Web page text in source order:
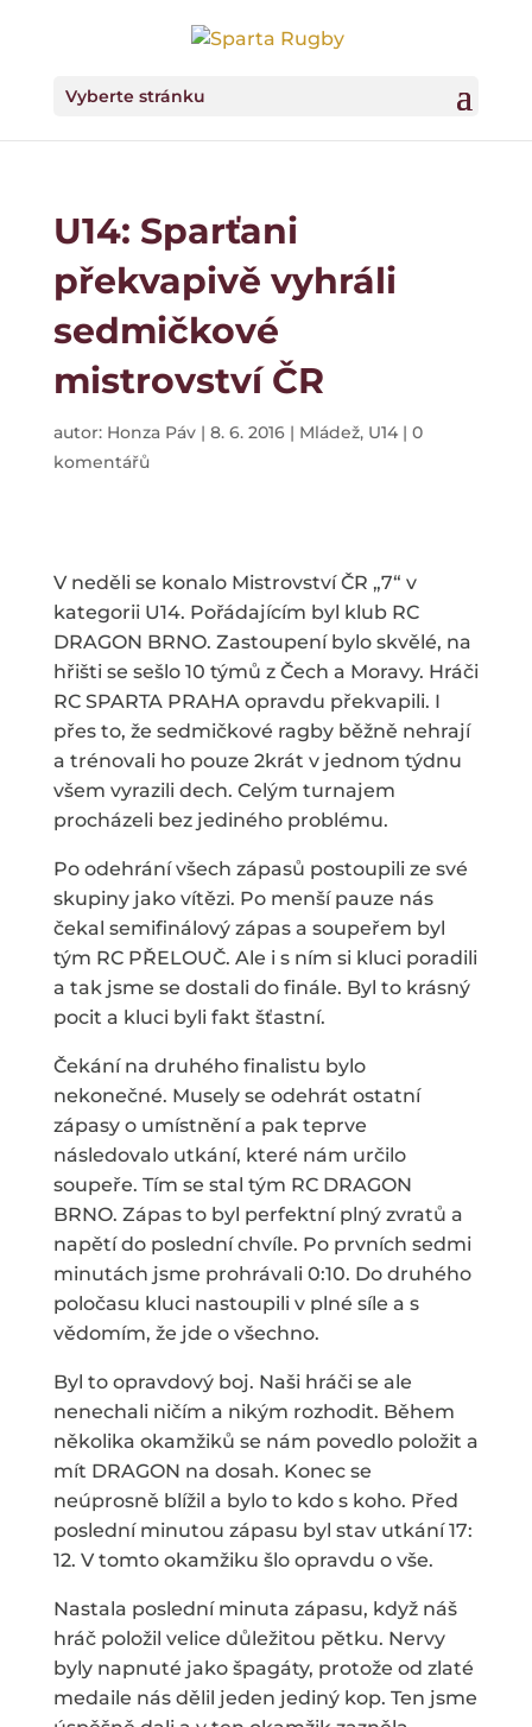
Vyberte stránku
U14: Sparťani
překvapivě vyhráli
sedmičkové
mistrovství ČR
autor: Honza Páv| 8. 6. 2016| Mládež, U14| 0
komentářů
V neděli se konalo Mistrovství ČR „7“ v
kategorii U14. Pořádajícím byl klub RC
DRAGON BRNO. Zastoupení bylo skvělé, na
hřišti se sešlo 10 týmů z Čech a Moravy. Hráči
RC SPARTA PRAHA opravdu překvapili. I
přes to, že sedmičkové ragby běžně nehrají
a trénovali ho pouze 2krát v jednom týdnu
všem vyrazili dech. Celým turnajem
procházeli bez jediného problému.
Po odehrání všech zápasů postoupili ze své
skupiny jako vítězi. Po menší pauze nás
čekal semifinálový zápas a soupeřem byl
tým RC PŘELOUČ. Ale i s ním si kluci poradili
a tak jsme se dostali do finále. Byl to krásný
pocit a kluci byli fakt šťastní.
Čekání na druhého finalistu bylo
nekonečné. Musely se odehrát ostatní
zápasy o umístnění a pak teprve
následovalo utkání, které nám určilo
soupeře. Tím se stal tým RC DRAGON
BRNO. Zápas to byl perfektní plný zvratů a
napětí do poslední chvíle. Po prvních sedmi
minutách jsme prohrávali 0:10. Do druhého
poločasu kluci nastoupili v plné síle a s
vědomím, že jde o všechno.
Byl to opravdový boj. Naši hráči se ale
nenechali ničím a nikým rozhodit. Během
několika okamžiků se nám povedlo položit a
mít DRAGON na dosah. Konec se
neúprosně blížil a bylo to kdo s koho. Před
poslední minutou zápasu byl stav utkání 17:
12. V tomto okamžiku šlo opravdu o vše.
Nastala poslední minuta zápasu, když náš
hráč položil velice důležitou pětku. Nervy
byly napnuté jako špagáty, protože od zlaté
medaile nás dělil jeden jediný kop. Ten jsme